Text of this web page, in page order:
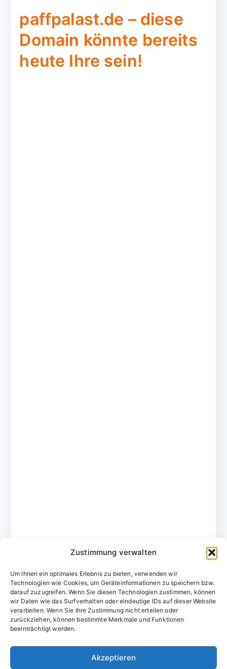
Zustimmung verwalten
Um Ihnen ein optimales Erlebnis zu bieten, verwenden wir
Technologien wie Cookies, um Geräteinformationen zu speichern bzw.
darauf zuzugreifen. Wenn Sie diesen Technologien zustimmen, können
wir Daten wie das Surfverhalten oder eindeutige IDs auf dieser Website
verarbeiten. Wenn Sie Ihre Zustimmung nicht erteilen oder
zurückziehen, können bestimmte Merkmale und Funktionen
beeinträchtigt werden.
Akzeptieren
paffpalast.de – diese
Domain könnte bereits
heute Ihre sein!
Domainvergabestelle.de